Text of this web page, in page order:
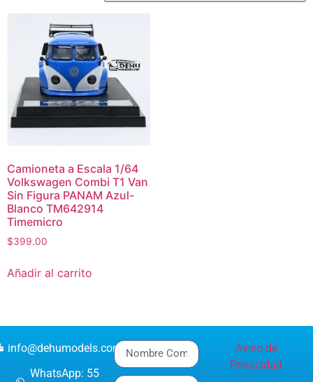
Camioneta a Escala 1/64
Volkswagen Combi T1 Van
Sin Figura PANAM Azul-
Blanco TM642914
Timemicro
$399.00
Añadir al carrito
info@dehumodels.com
WhatsApp: 55
Aviso de
Privacidad